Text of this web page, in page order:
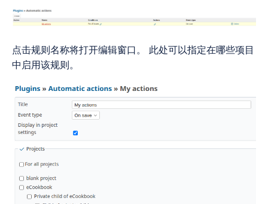
点击规则名称将打开编辑窗口。 此处可以指定在哪些项目
中启用该规则。